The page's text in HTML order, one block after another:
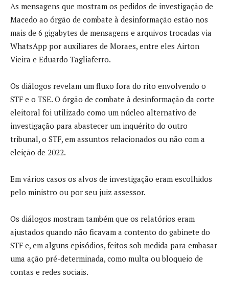
As mensagens que mostram os pedidos de investigação de
Macedo ao órgão de combate à desinformação estão nos
mais de 6 gigabytes de mensagens e arquivos trocadas via
WhatsApp por auxiliares de Moraes, entre eles Airton
Vieira e Eduardo Tagliaferro.
Os diálogos revelam um fluxo fora do rito envolvendo o
STF e o TSE. O órgão de combate à desinformação da corte
eleitoral foi utilizado como um núcleo alternativo de
investigação para abastecer um inquérito do outro
tribunal, o STF, em assuntos relacionados ou não com a
eleição de 2022.
Em vários casos os alvos de investigação eram escolhidos
pelo ministro ou por seu juiz assessor.
Os diálogos mostram também que os relatórios eram
ajustados quando não ficavam a contento do gabinete do
STF e, em alguns episódios, feitos sob medida para embasar
uma ação pré-determinada, como multa ou bloqueio de
contas e redes sociais.